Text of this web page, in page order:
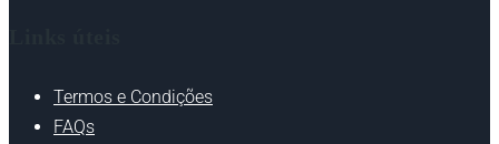
Termos e Condições
FAQs